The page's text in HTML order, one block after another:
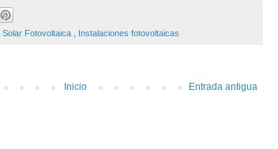
Solar Fotovoltaica Instalaciones fotovoltaicas
Entrada antigua
Inicio